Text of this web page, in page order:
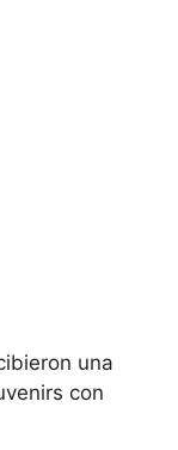
una
con